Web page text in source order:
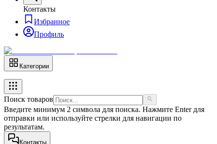
Контакты
Избранное
Профиль
Категории
Поиск товаров
Введите минимум 2 символа для поиска. Нажмите Enter для
отправки или используйте стрелки для навигации по
результатам.
Контакты